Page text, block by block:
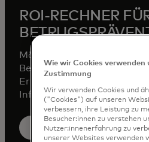
ROI-RECHNER
Möchten Sie Ihr
Betrug mit den Identity-
Erkenntnissen von
Informieren Sie sich in
Berechnen Sie meine
Wie wir Cookies verwenden
Zustimmung
Wir verwenden Cookies und
("Cookies") auf unseren
verbessern, ihre Leistung zu
Besucher:innen zu verstehen
Nutzer:innenerfahrung zu
unserer Websites verwenden